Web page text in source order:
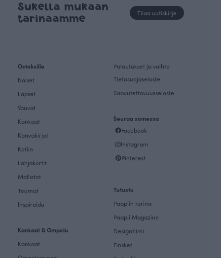
Sukella mukaan
tarinaamme
Tilaa uutiskirje
Ostoksille
Naiset
Lapset
Vauvat
Kankaat
Kaavakirjat
Kotiin
Lahjakortit
Mallistot
Teemat
Inspiroidu
Kankaat & Ompelu
Kankaat
Palautukset ja vaihto
Tietosuojaseloste
Saavutettavuusseloste
Seuraa somessa
Facebook
Instagram
Pinterest
Tutustu
Paapiin tarina
Paapii Magazine
Designtiimi
Finsket